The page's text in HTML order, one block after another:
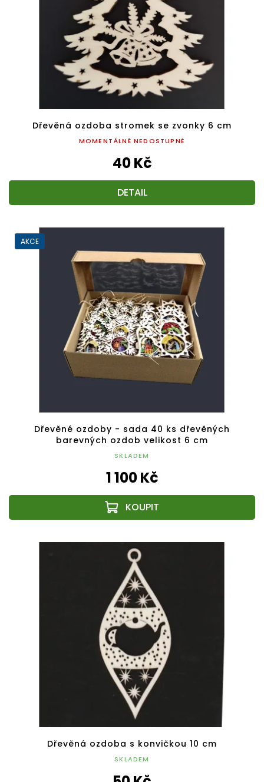
Dřevěná ozdoba stromek se zvonky 6 cm
MOMENTÁLNĚ NEDOSTUPNÉ
40 Kč
DETAIL
AKCE
Dřevěné ozdoby - sada 40 ks dřevěných
barevných ozdob velikost 6 cm
SKLADEM
1 100 Kč
Dřevěná ozdoba s konvičkou 10 cm
SKLADEM